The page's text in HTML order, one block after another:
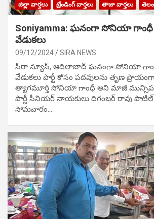
జిల్లా వార్తలు ట్రేండింగ్ వార్తలు తాజా వార్తలు
Soniyamma: ఘ‌నంగా సోనియా గాంధీ
వేడుక‌లు
09/12/2024 SIRA NEWS
సిరా న్యూస్, ఆదిలాబాద్ ఘ‌నంగా సోనియా
వేడుక‌లు పార్టీ కోసం ప‌ద‌వుల‌ను తృణ
త్యాగమూర్తి సోనియా గాంధీ అని మాజీ మున్సిప‌ల్
పార్టీ సీనియ‌ర్ నాయ‌కులు దిగంబ‌ర్ రావు పాటిల్
సోమవారం…